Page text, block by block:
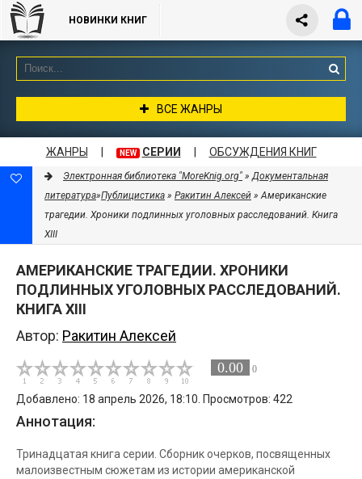
НОВИНКИ КНИГ
ВСЕ ЖАНРЫ
ЖАНРЫ NEW СЕРИИ ОБСУЖДЕНИЯ КНИГ
Электронная библиотека "MoreKnig.org" »Документальная
литература»Публицистика » Ракитин Алексей » Американские
трагедии. Хроники подлинных уголовных расследований. Книга
XIII
АМЕРИКАНСКИЕ ТРАГЕДИИ. ХРОНИКИ
ПОДЛИННЫХ УГОЛОВНЫХ РАССЛЕДОВАНИЙ.
КНИГА XIII
Автор: Ракитин Алексей
0.00 0
Добавлено: 18 апрель 2026, 18:10. Просмотров: 422
Аннотация:
Тринадцатая книга серии. Сборник очерков, посвященных
малоизвестным сюжетам из истории американской